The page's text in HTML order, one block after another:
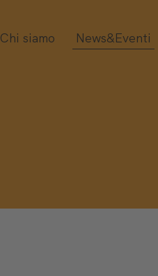
Chi siamo News&Eventi